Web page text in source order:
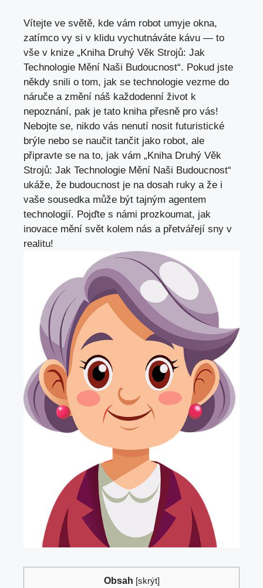
Vítejte ve světě, kde vám robot umyje okna,
zatímco vy si v klidu vychutnáváte kávu — to
vše v knize „Kniha Druhý Věk Strojů: Jak
Technologie Mění Naši Budoucnost“. Pokud jste
někdy snili o tom, jak se technologie vezme do
náruče a změní náš každodenní život k
nepoznání, pak je tato kniha přesně pro vás!
Nebojte se, nikdo vás nenutí nosit futuristické
brýle nebo se naučit tančit jako robot, ale
připravte se na to, jak vám „Kniha Druhý Věk
Strojů: Jak Technologie Mění Naši Budoucnost“
ukáže, že budoucnost je na dosah ruky a že i
vaše sousedka může být tajným agentem
technologií. Pojďte s námi prozkoumat, jak
inovace mění svět kolem nás a přetvářejí sny v
realitu!
Obsah [skrýt]